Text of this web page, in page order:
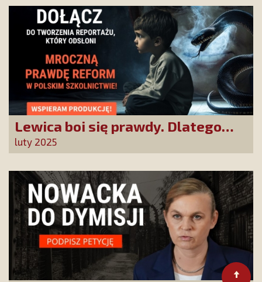
Lewica boi się prawdy. Dlatego
chcemy prawdziwych informacji
luty 2025